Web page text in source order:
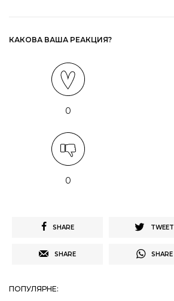
КАКОВА ВАША РЕАКЦИЯ?
0
0
SHARE TWEET
SHARE SHARE
ПОПУЛЯРНЕ: